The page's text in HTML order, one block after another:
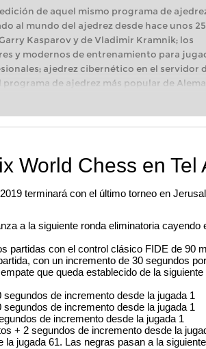
de aquel mismo programa de
al mundo del ajedrez desde hace unos
Kasparov y de Vladimir Kramnik; los
y modernos de entrenamiento para
ajedrez cibernético en el servidor
programa de ajedrez más popular de
todo lo que necesita el ajedrecista. La
artificial, "Fat Fritz".
World Chess en Tel
terminará con el último torneo en
a la siguiente ronda eliminatoria cayendo
partidas con el control clásico FIDE de 90
con un incremento de 30 segundos
que queda establecido de la
de incremento desde la jugada 1
de incremento desde la jugada 1
de incremento desde la jugada 1
+ 2 segundos de incremento desde la
la jugada 61. Las negras pasan a la